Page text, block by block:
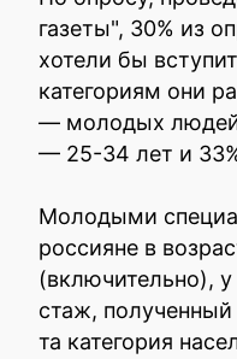
газеты", 30% из
хотели бы
категориям они
— молодых людей
— 25-34 лет и
Молодыми
россияне в
(включительно),
стаж,
та категория